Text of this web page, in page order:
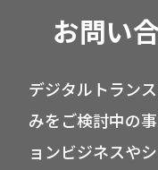
お問い
デジタルトラン
みをご検討中の
ョンビジネスや